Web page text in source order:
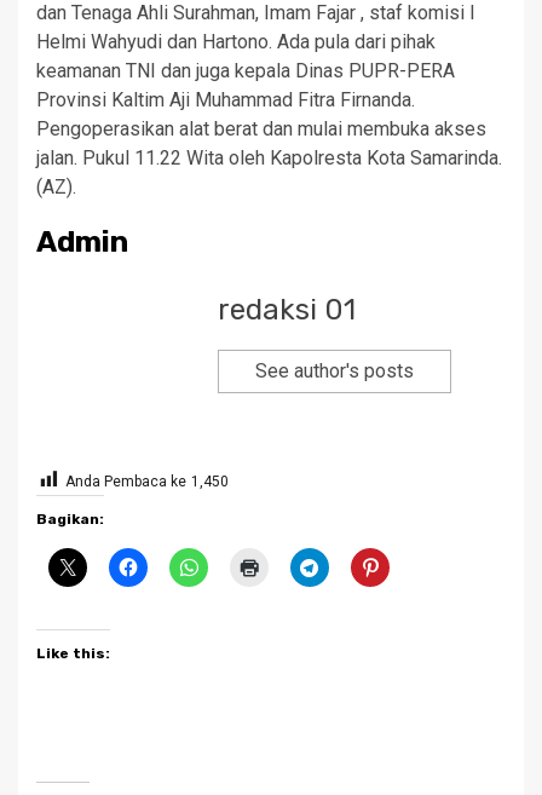
dan Tenaga Ahli Surahman, Imam Fajar , staf komisi I
Helmi Wahyudi dan Hartono. Ada pula dari pihak
keamanan TNI dan juga kepala Dinas PUPR-PERA
Provinsi Kaltim Aji Muhammad Fitra Firnanda.
Pengoperasikan alat berat dan mulai membuka akses
jalan. Pukul 11.22 Wita oleh Kapolresta Kota Samarinda.
(AZ).
Admin
redaksi 01
See author's posts
Anda Pembaca ke 1,450
Bagikan:
Like this: